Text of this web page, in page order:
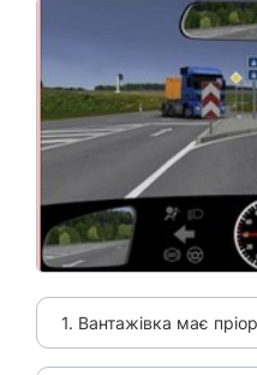
1. Вантажівка має